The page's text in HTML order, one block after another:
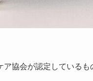
協会が認定しているも